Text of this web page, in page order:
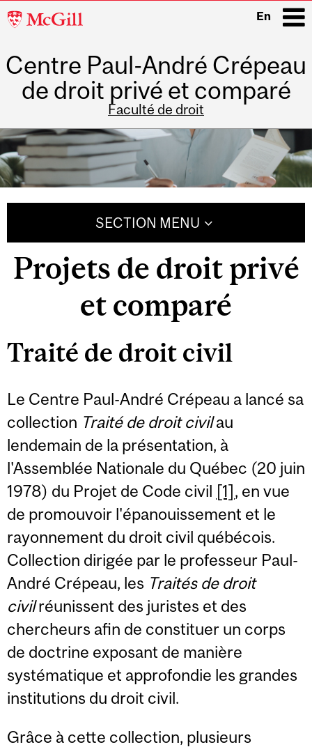
McGill
En
Centre Paul-André Crépeau
de droit privé et comparé
Faculté de droit
i
Main
navigation
SECTION MENU
Projets de droit privé
et comparé
Traité de droit civil
Le Centre Paul-André Crépeau a lancé sa
collection Traité de droit civilau
lendemain de la présentation, à
l'Assemblée Nationale du Québec (20 juin
1978) du Projet de Code civil [1] , en vue
de promouvoir l'épanouissement et le
rayonnement du droit civil québécois.
Collection dirigée par le professeur Paul-
André Crépeau, les Traités de droit
civilréunissent des juristes et des
chercheurs afin de constituer un corps
de doctrine exposant de manière
systématique et approfondie les grandes
institutions du droit civil.
Grâce à cette collection, plusieurs